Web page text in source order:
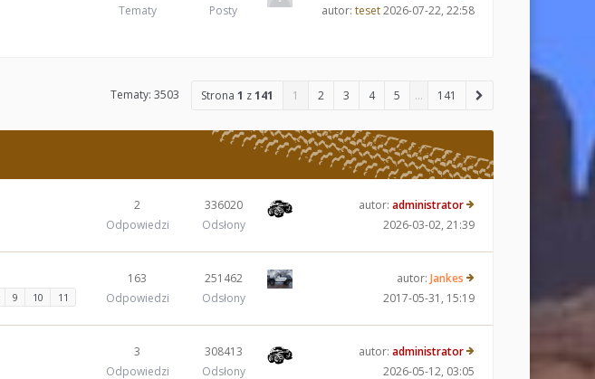
Tematy
Posty
autor: teset2026-07-22, 22:58
Tematy: 3503 Strona 1 z141 1 2 3 4 5 … 141
2
Odpowiedzi
336020
Odsłony
autor: administrator
2026-03-02, 21:39
9 10 11
163
Odpowiedzi
251462
Odsłony
autor: Jankes
2017-05-31, 15:19
3
Odpowiedzi
308413
Odsłony
autor: administrator
2026-05-12, 03:05